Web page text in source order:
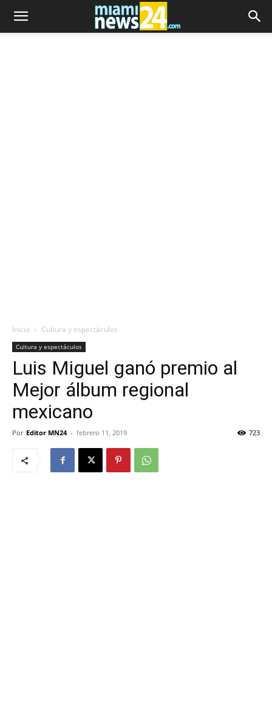
Inicio Cultura y espectáculos
Cultura y espectáculos
Luis Miguel ganó premio al
Mejor álbum regional
mexicano
Por Editor MN24 - febrero 11, 2019 723